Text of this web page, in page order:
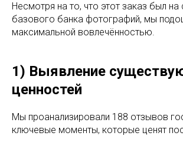
Несмотря на то, что этот заказ был на
базового банка фотографий, мы
максимальной вовлечённостью.
1) Выявление
ценностей
Мы проанализировали 188 отзывов
ключевые моменты, которые ценят